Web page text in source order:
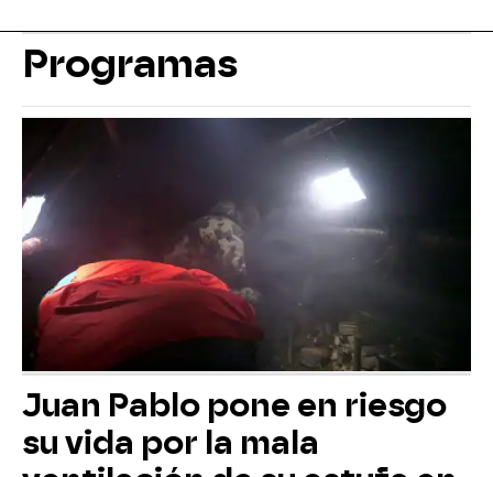
Programas
Juan Pablo pone en riesgo
su vida por la mala